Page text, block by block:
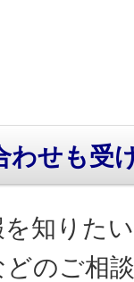
わせも受
知りた
のご相